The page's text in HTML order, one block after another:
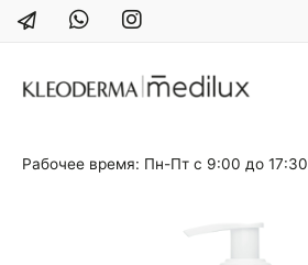
Перейти
Рабочее время: Пн-Пт с 9:00 до 17:30